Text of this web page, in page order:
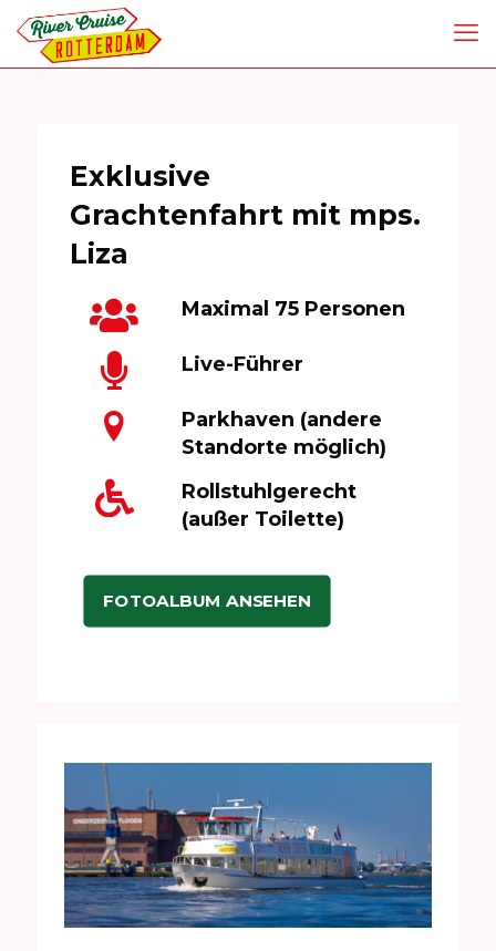
Exklusive
Grachtenfahrt mit mps.
Liza
Maximal 75 Personen
Live-Führer
Parkhaven (andere
Standorte möglich)
Rollstuhlgerecht
(außer Toilette)
FOTOALBUM ANSEHEN